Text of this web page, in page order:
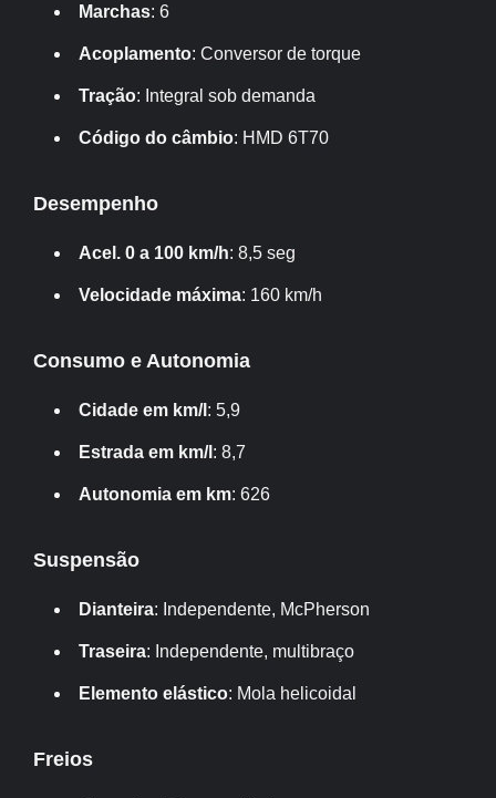
Marchas: 6
Acoplamento: Conversor de torque
Tração: Integral sob demanda
Código do câmbio: HMD 6T70
Desempenho
Acel. 0 a 100 km/h: 8,5 seg
Velocidade máxima: 160 km/h
Consumo e Autonomia
Cidade em km/l : 5,9
Estrada em km/l : 8,7
Autonomia em km: 626
Suspensão
Dianteira: Independente, McPherson
Traseira: Independente, multibraço
Elemento elástico: Mola helicoidal
Freios